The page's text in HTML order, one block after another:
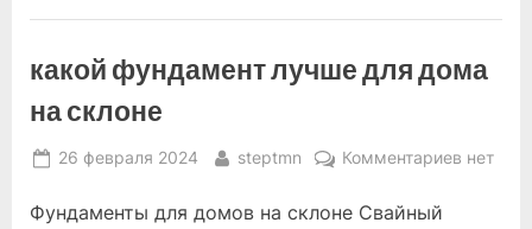
какой фундамент лучше для дома
на склоне
Posted
26 февраля 2024 By
steptmn Комментариевкнет
Фундаменты для домов на склоне Свайный